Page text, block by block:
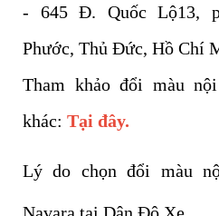
- 645 Đ. Quốc Lộ13,
Phước, Thủ Đức, Hồ Chí
Tham khảo đổi màu
khác: Tại đây.
Lý do chọn đổi màu